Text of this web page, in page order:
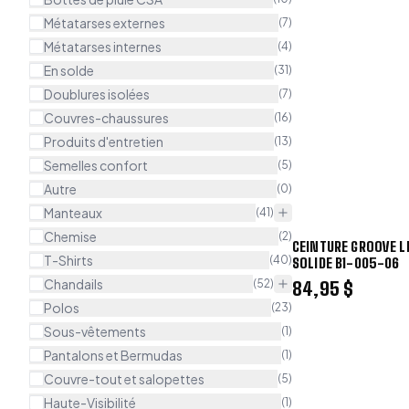
Métatarses externes (7)
Métatarses internes (4)
En solde (31)
Doublures isolées (7)
Couvres-chaussures (16)
Produits d'entretien (13)
Semelles confort (5)
Autre (0)
Manteaux (41)
Chemise (2)
T-Shirts (40)
Chandails (52)
Polos (23)
Sous-vêtements (1)
Pantalons et Bermudas (1)
Couvre-tout et salopettes (5)
Haute-Visibilité (1)
CEINTURE GROOVE
SOLIDE B1-005-06
84,95 $